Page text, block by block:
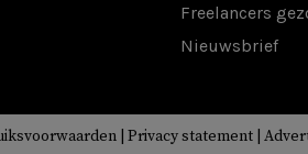
Freelancers
Nieuwsbrief
Privacy statement